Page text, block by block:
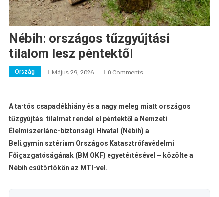
Nébih: országos tűzgyújtási
tilalom lesz péntektől
Ország Május 29, 2026 0 Comments
A tartós csapadékhiány és a nagy meleg miatt országos
tűzgyújtási tilalmat rendel el péntektől a Nemzeti
Élelmiszerlánc-biztonsági Hivatal (Nébih) a
Belügyminisztérium Országos Katasztrófavédelmi
Főigazgatóságának (BM OKF) egyetértésével – közölte a
Nébih csütörtökön az MTI-vel.